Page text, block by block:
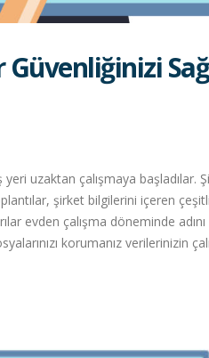
Güvenliğinizi
uzaktan çalışmaya
şirket bilgilerini içeren
evden çalışma döneminde
korumanız verilerinizin